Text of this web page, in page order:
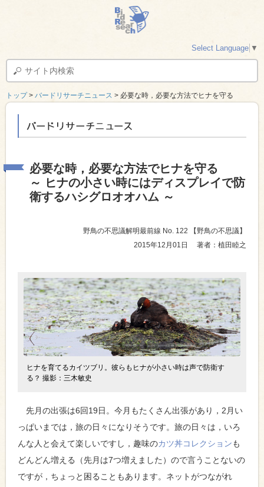
トップ> バードリサーチニュース > 必要な時，必要な方法でヒナを守る
必要な時，必要な方法でヒナを守る
～ ヒナの小さい時にはディスプレイで防
衛するハシグロオオハム ～
野鳥の不思議解明最前線 No. 122
【野鳥の不思議】
2015年12月01日
著者：植田睦之
ヒナを育てるカイツブリ。彼らもヒナが小さい時は声で防衛す
る？ 撮影：三木敏史
先月の出張は6回19日。今月もたくさん出張があり，2月い
っぱいまでは，旅の日々になりそうです。旅の日々は，いろ
んな人と会えて楽しいですし，趣味のカツ丼コレクションも
どんどん増える（先月は7つ増えました）ので言うことないの
ですが，ちょっと困ることもあります。ネットがつながれ
Select Language ▼